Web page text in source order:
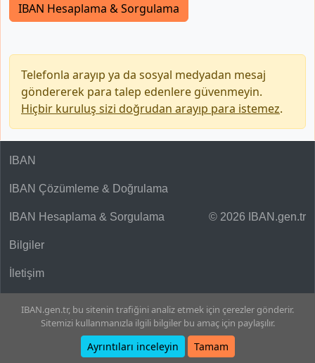
IBAN Hesaplama & Sorgulama
Telefonla arayıp ya da sosyal medyadan mesaj
göndererek para talep edenlere güvenmeyin.
Hiçbir kuruluş sizi doğrudan arayıp para istemez.
© 2026 IBAN.gen.tr
IBAN
IBAN Çözümleme & Doğrulama
IBAN Hesaplama & Sorgulama
Bilgiler
İletişim
IBAN.gen.tr, bu sitenin trafiğini analiz etmek için çerezler gönderir.
Sitemizi kullanmanızla ilgili bilgiler bu amaç için paylaşılır.
Ayrıntıları inceleyin Tamam